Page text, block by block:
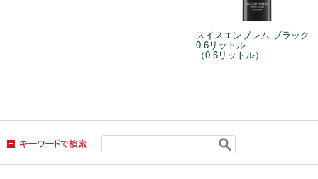
スイスエンブレム ブラック
0.6リットル
（0.6リットル）